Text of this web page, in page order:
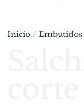
Inicio / Embutidos